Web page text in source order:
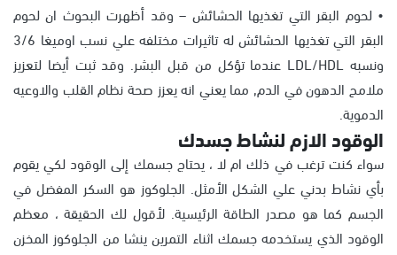
• لحوم البقر التي تغذيها الحشائش – وقد أظهرت البحوث ان لحوم
البقر التي تغذيها الحشائش له تاثيرات مختلفه علي نسب اوميغا 3/6
ونسبه LDL/HDL عندما تؤكل من قبل البشر. وقد ثبت أيضا لتعزيز
ملامح الدهون في الدم, مما يعني انه يعزز صحة نظام القلب والاوعيه
الدموية.
الوقود الازم لنشاط جسدك
سواء كنت ترغب في ذلك ام لا ، يحتاج جسمك إلى الوقود لكي يقوم
بأي نشاط بدني علي الشكل الأمثل. الجلوكوز هو السكر المفضل في
الجسم كما هو مصدر الطاقة الرئيسية. لأقول لك الحقيقة ، معظم
الوقود الذي يستخدمه جسمك اثناء التمرين ينشا من الجلوكوز المخزن